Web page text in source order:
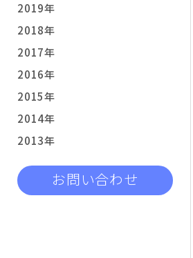
2019年
2018年
2017年
2016年
2015年
2014年
2013年
お問い合わせ